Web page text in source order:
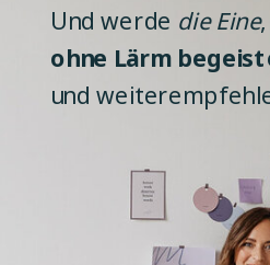
Und werde die Eine
ohne Lärm
und